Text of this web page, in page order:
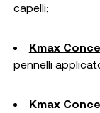
capelli;
Kmax
pennelli
Kmax